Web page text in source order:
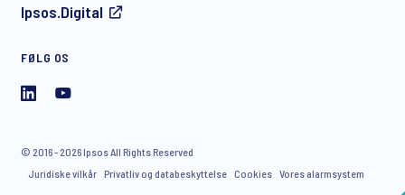
communication about products and services including
withdraw your consent at any time with effect for the future.
Ipsos.Digital
FØLG OS
© 2016 - 2026 Ipsos All Rights Reserved
Juridiske vilkår Privatliv og databeskyttelse Cookies Vores alarmsystem